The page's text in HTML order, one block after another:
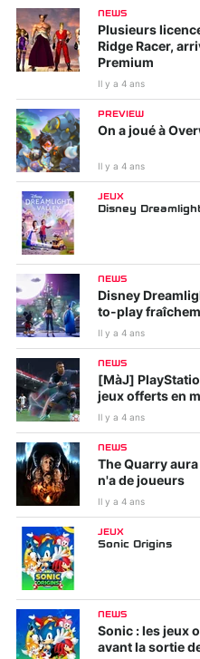
NEWS
Plusieurs
Ridge Racer,
Premium
Il y a 4 ans
PREVIEW
On a joué à
Il y a 4 ans
JEUX
Disney
NEWS
Disney
to-play
Il y a 4 ans
NEWS
[MàJ]
jeux offerts en
Il y a 4 ans
NEWS
The Quarry
n'a de joueurs
Il y a 4 ans
JEUX
Sonic Origins
NEWS
Sonic : les jeux
avant la sortie